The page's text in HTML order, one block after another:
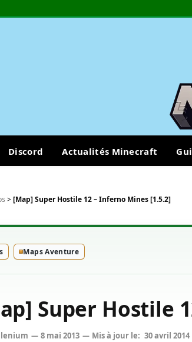
Discord Actualités Minecraft
>[Map] Super Hostile 12 – Inferno Mines [1.5.2]
Maps Aventure
Super Hostile
8 mai 2013 Mis à jour le: 30 avril 2014